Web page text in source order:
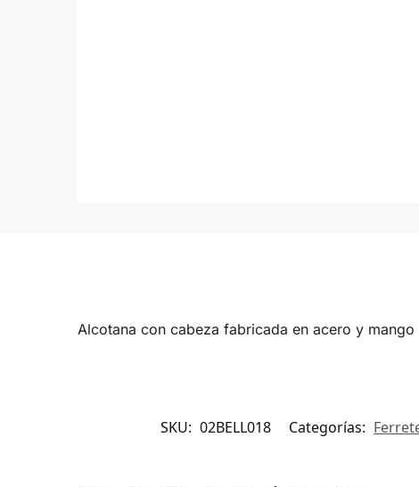
Alcotana con cabeza fabricada en acero y
SKU: 02BELL018 Categorías: